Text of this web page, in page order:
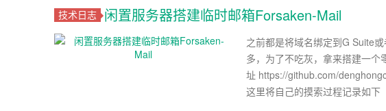
技术日志 闲置服务器搭建临时邮箱Forsaken-Mail
之前都是将域名绑定到G Suite
多，为了不吃灰，拿来搭建一
址 https://github.com/
这里将自己的摸索过程记录如